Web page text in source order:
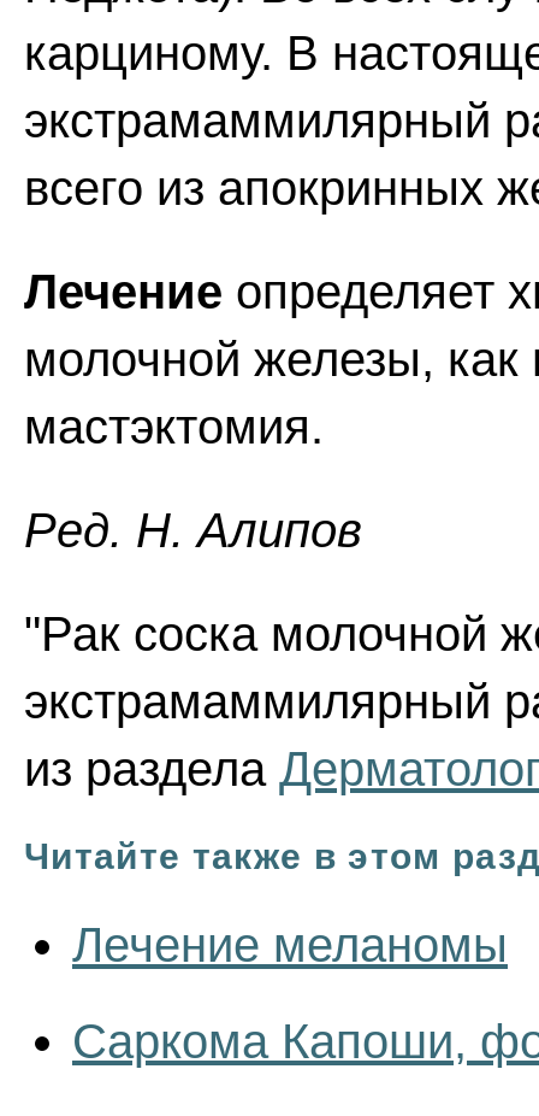
карциному. В
экстрамаммилярный
всего из апокринных
Лечение определяет
молочной железы, как
мастэктомия.
Ред. Н. Алипов
"Рак соска молочной
экстрамаммилярный
из раздела
Читайте также в этом
Лечение меланомы
Саркома Капоши,